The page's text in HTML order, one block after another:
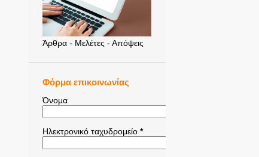
Άρθρα - Μελέτες - Απόψεις
Φόρμα επικοινωνίας
Όνομα
Ηλεκτρονικό ταχυδρομείο *